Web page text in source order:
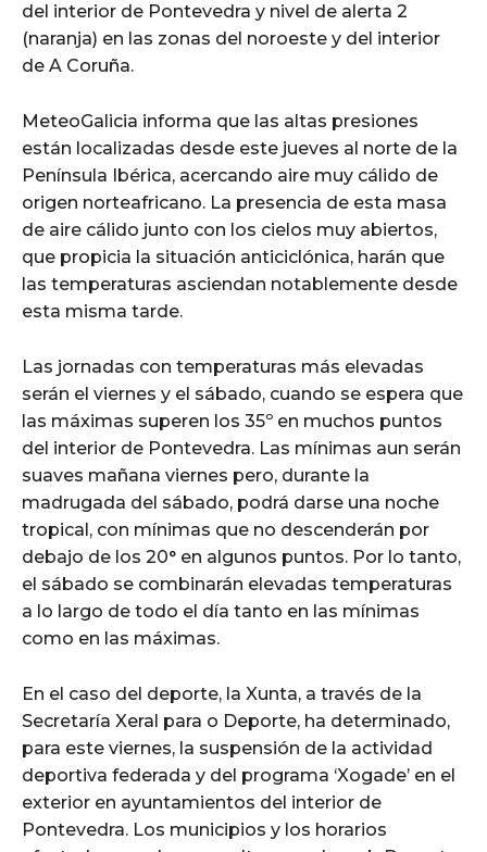
del interior de Pontevedra y nivel de alerta 2
(naranja) en las zonas del noroeste y del interior
de A Coruña.
MeteoGalicia informa que las altas presiones
están localizadas desde este jueves al norte de la
Península Ibérica, acercando aire muy cálido de
origen norteafricano. La presencia de esta masa
de aire cálido junto con los cielos muy abiertos,
que propicia la situación anticiclónica, harán que
las temperaturas asciendan notablemente desde
esta misma tarde.
Las jornadas con temperaturas más elevadas
serán el viernes y el sábado, cuando se espera que
las máximas superen los 35º en muchos puntos
del interior de Pontevedra. Las mínimas aun serán
suaves mañana viernes pero, durante la
madrugada del sábado, podrá darse una noche
tropical, con mínimas que no descenderán por
debajo de los 20° en algunos puntos. Por lo tanto,
el sábado se combinarán elevadas temperaturas
a lo largo de todo el día tanto en las mínimas
como en las máximas.
En el caso del deporte, la Xunta, a través de la
Secretaría Xeral para o Deporte, ha determinado,
para este viernes, la suspensión de la actividad
deportiva federada y del programa ‘Xogade’ en el
exterior en ayuntamientos del interior de
Pontevedra. Los municipios y los horarios